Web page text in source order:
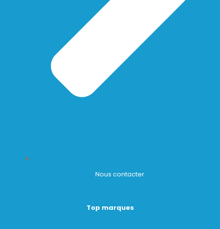
Nous contacter
Top marques